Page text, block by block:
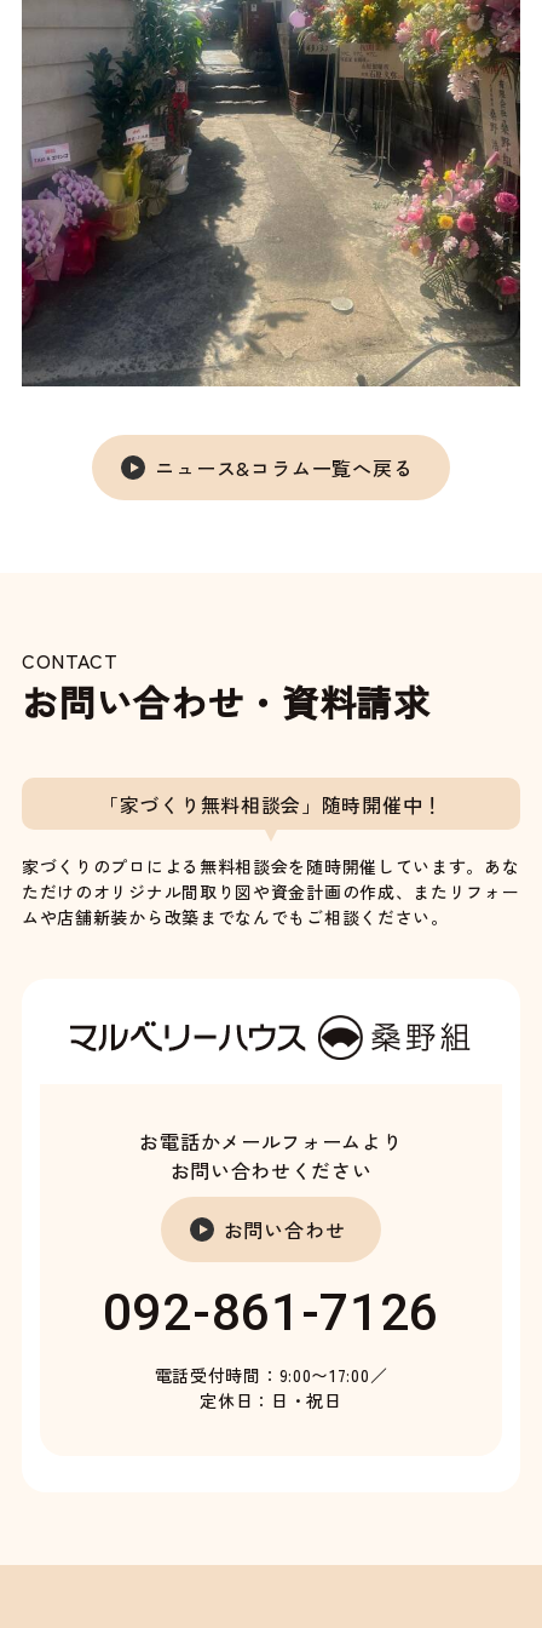
ニュース&コラム一覧へ戻る
CONTACT
お問い合わせ・資料請求
「家づくり無料相談会」随時開催中！
家づくりのプロによる無料相談会を随時開催しています。あな
ただけのオリジナル間取り図や資金計画の作成、またリフォー
ムや店舗新装から改築までなんでもご相談ください。
お電話かメールフォームより
お問い合わせください
お問い合わせ
092-861-7126
電話受付時間：9:00〜17:00／
定休日：日・祝日